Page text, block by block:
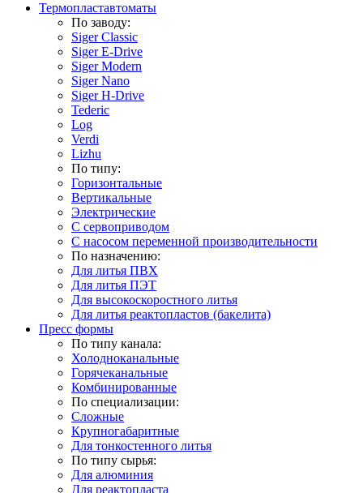
Термопластавтоматы
По заводу:
Siger Classic
Siger E-Drive
Siger Modern
Siger Nano
Siger H-Drive
Tederic
Log
Verdi
Lizhu
По типу:
Горизонтальные
Вертикальные
Электрические
С сервоприводом
С насосом переменной производительности
По назначению:
Для литья ПВХ
Для литья ПЭТ
Для высокоскоростного литья
Для литья реактопластов (бакелита)
Пресс формы
По типу канала:
Холодноканальные
Горячеканальные
Комбинированные
По специализации:
Сложные
Крупногабаритные
Для тонкостенного литья
По типу сырья:
Для алюминия
Для реактопласта